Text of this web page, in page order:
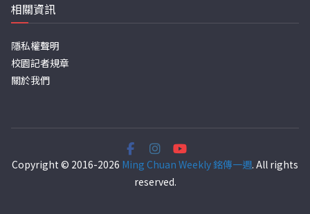
相關資訊
隱私權聲明
校園記者規章
關於我們
Copyright © 2016-2026 Ming Chuan Weekly 銘傳一週. All rights
reserved.